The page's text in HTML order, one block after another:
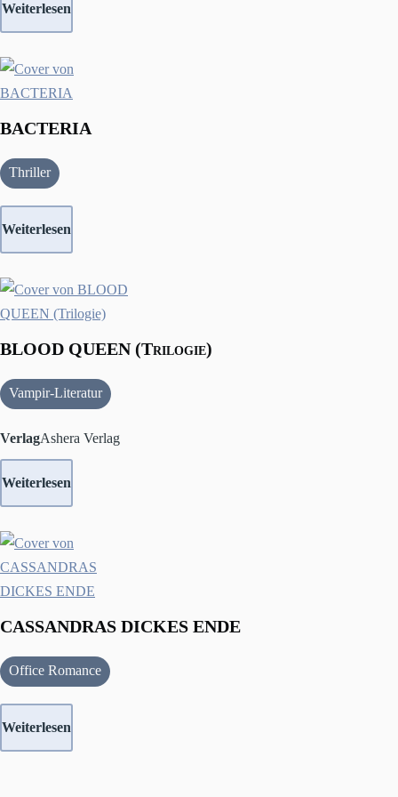
Weiterlesen
BACTERIA
Thriller
Weiterlesen
BLOOD QUEEN (Trilogie)
Vampir-Literatur
VerlagAshera Verlag
Weiterlesen
CASSANDRAS DICKES ENDE
Office Romance
Weiterlesen